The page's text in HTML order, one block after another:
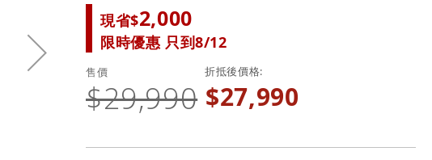
現省$2,000
限時優惠 只到8/12
折抵後價格
$27,990
售價
$29,990